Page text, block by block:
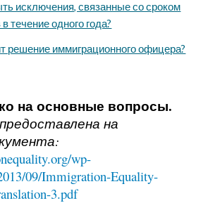
исключения, связанные со сроком
течение одного года?
решение иммиграционного офицера?
на основные вопросы.
на
wp-
09/Immigration-Equality-
3.pdf